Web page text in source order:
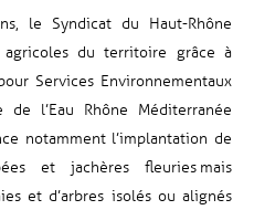
le Syndicat du Haut-Rhône
agricoles du territoire grâce à
Services Environnementaux
de l’Eau Rhône Méditerranée
notamment l’implantation de
et jachères fleuries mais
et d’arbres isolés ou alignés